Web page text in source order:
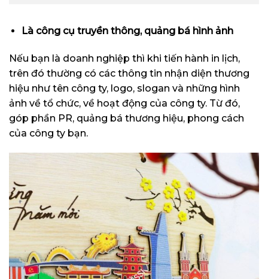
Là công cụ truyền thông, quảng bá hình ảnh
Nếu bạn là doanh nghiệp thì khi tiến hành in lịch,
trên đó thường có các thông tin nhận diện thương
hiệu như tên công ty, logo, slogan và những hình
ảnh về tổ chức, về hoạt động của công ty. Từ đó,
góp phần PR, quảng bá thương hiệu, phong cách
của công ty bạn.